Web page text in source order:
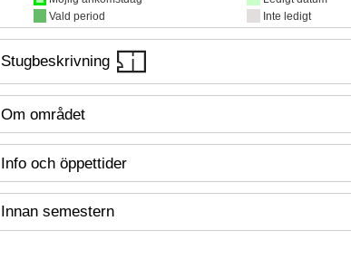
Vald period
Inte ledigt
Stugbeskrivning
Om området
Info och öppettider
Innan semestern